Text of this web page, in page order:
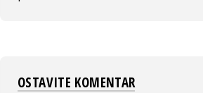
OSTAVITE KOMENTAR